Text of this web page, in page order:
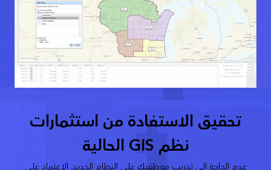
تحقيق الاستفادة من استثمارات
نظم GIS الحالية
عدم الحاجة إلى تدريب موظفيك على النظام الجديد. الاعتماد على